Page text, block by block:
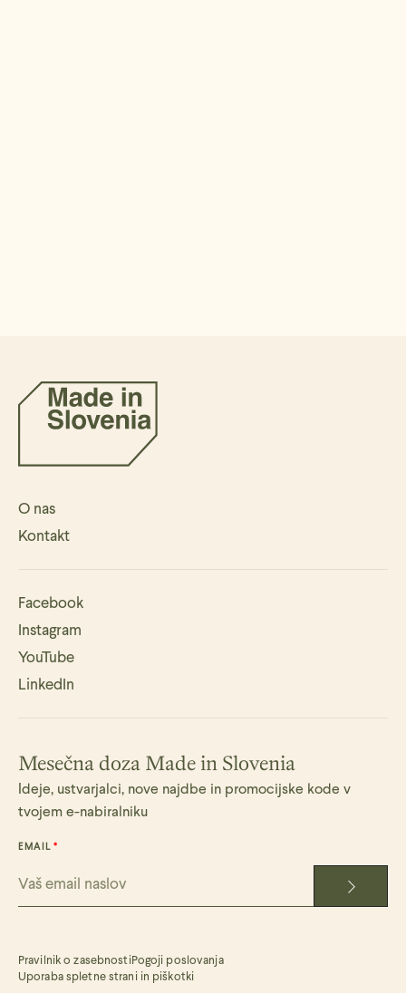
O nas
Kontakt
Facebook
Instagram
YouTube
LinkedIn
Mesečna doza Made in Slovenia
Ideje, ustvarjalci, nove najdbe in promocijske kode v
tvojem e-nabiralniku
EMAIL
Pravilnik o zasebnostiPogoji poslovanja
Uporaba spletne strani in piškotki